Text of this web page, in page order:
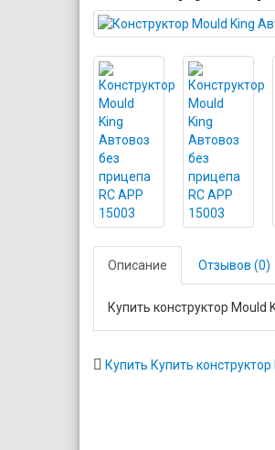
Описание Отзывов (0)
Купить конструктор Mould
Купить Купить